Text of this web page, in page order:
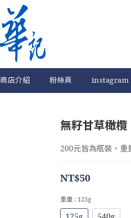
商店介紹 粉絲頁 instagram
無籽甘草橄欖
200元皆為瓶裝，重
NT$50
重量 : 125g